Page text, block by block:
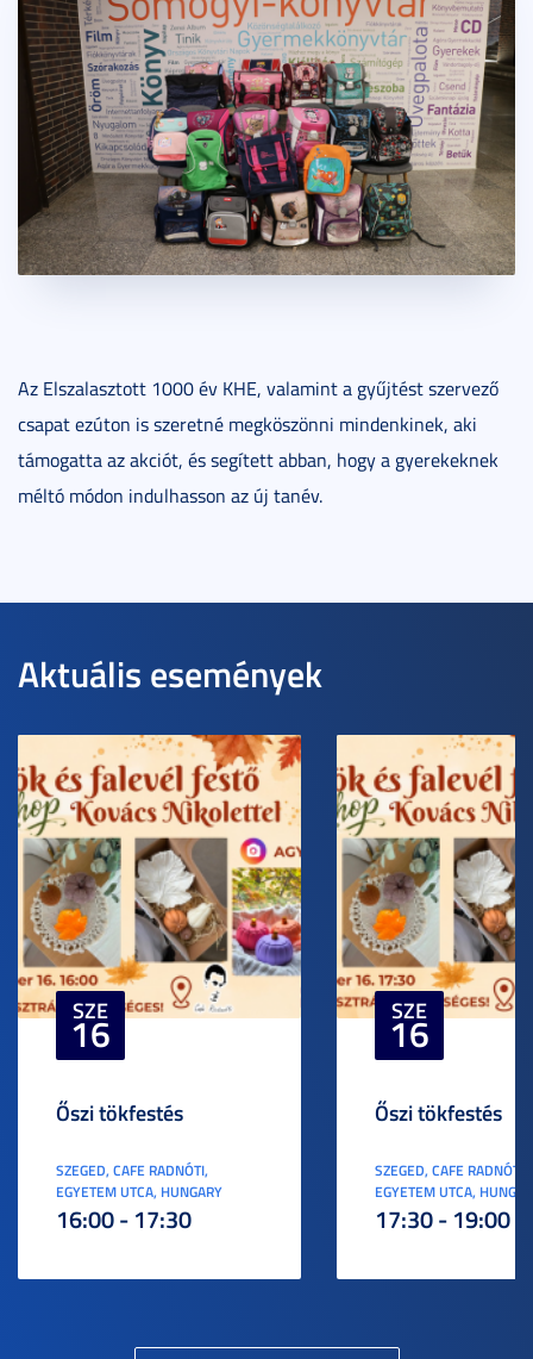
Az Elszalasztott 1000 év KHE, valamint a gyűjtést szervező
csapat ezúton is szeretné megköszönni mindenkinek, aki
támogatta az akciót, és segített abban, hogy a gyerekeknek
méltó módon indulhasson az új tanév.
Aktuális események
SZE
16
Őszi tökfestés
SZEGED, CAFE RADNÓTI,
EGYETEM UTCA, HUNGARY
16:00 - 17:30
SZE
16
Őszi tökfestés
SZEGED, CAFE RADNÓTI,
EGYETEM UTCA,
17:30 - 19:00